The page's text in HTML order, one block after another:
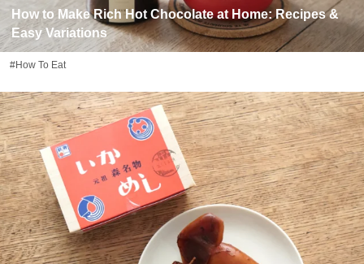
How to Make Rich Hot Chocolate at Home: Recipes &
Easy Variations
#How To Eat